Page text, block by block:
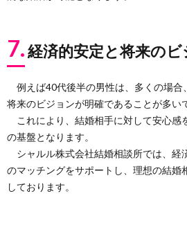
7.経済的安定と将来のビ
例えば40代後半の男性は、多くの場合
将来のビジョンが明確であることが多い
これにより、結婚相手に対して安心感
の基盤となります。
シャルル株式会社結婚相談所では、経
のマッチングをサポートし、理想の結婚
しております。